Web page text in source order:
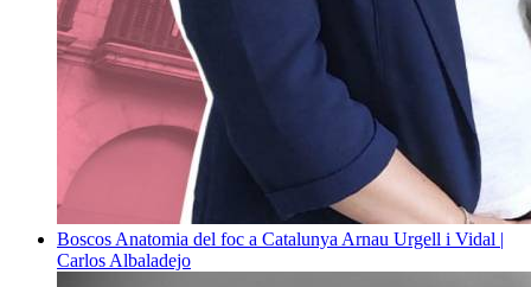
Boscos Anatomia del foc a Catalunya Arnau Urgell i Vidal |
Carlos Albaladejo